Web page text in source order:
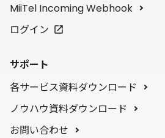
MiiTel Incoming Webhook
ログイン
サポート
各サービス資料ダウンロード
ノウハウ資料ダウンロード
お問い合わせ